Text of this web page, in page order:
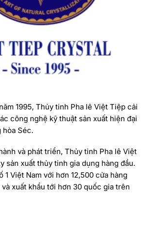
1995, Thủy tinh Pha lê Việt Tiệp cải
công nghệ kỹ thuật sản xuất hiện đại
hòa Séc.
và phát triển, Thủy tinh Pha lê Việt
sản xuất thủy tinh gia dụng hàng đầu.
1 Việt Nam với hơn 12,500 cửa hàng
xuất khẩu tới hơn 30 quốc gia trên